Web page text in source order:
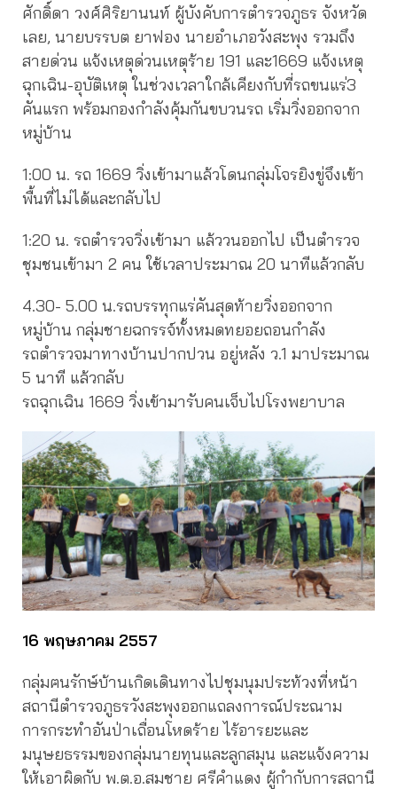
ศักดิ์ดา วงศ์ศิริยานนท์ ผู้บังคับการตำรวจภูธร จังหวัด
เลย, นายบรรบต ยาฟอง นายอำเภอวังสะพุง รวมถึง
สายด่วน แจ้งเหตุด่วนเหตุร้าย 191 และ1669 แจ้งเหตุ
ฉุกเฉิน-อุบัติเหตุ ในช่วงเวลาใกล้เคียงกับที่รถขนแร่3
คันแรก พร้อมกองกำลังคุ้มกันขบวนรถ เริ่มวิ่งออกจาก
หมู่บ้าน
1:00 น. รถ 1669 วิ่งเข้ามาแล้วโดนกลุ่มโจรยิงขู่จึงเข้า
พื้นที่ไม่ได้และกลับไป
1:20 น. รถตำรวจวิ่งเข้ามา แล้ววนออกไป เป็นตำรวจ
ชุมชนเข้ามา 2 คน ใช้เวลาประมาณ 20 นาทีแล้วกลับ
4.30- 5.00 น.รถบรรทุกแร่คันสุดท้ายวิ่งออกจาก
หมู่บ้าน กลุ่มชายฉกรรจ์ทั้งหมดทยอยถอนกำลัง
รถตำรวจมาทางบ้านปากปวน อยู่หลัง ว.1 มาประมาณ
5 นาที แล้วกลับ
รถฉุกเฉิน 1669 วิ่งเข้ามารับคนเจ็บไปโรงพยาบาล
16 พฤษภาคม 2557
กลุ่มฅนรักษ์บ้านเกิดเดินทางไปชุมนุมประท้วงที่หน้า
สถานีตำรวจภูธรวังสะพุงออกแถลงการณ์ประณาม
การกระทำอันป่าเถื่อนโหดร้าย ไร้อารยะและ
มนุษยธรรมของกลุ่มนายทุนและลูกสมุน และแจ้งความ
ให้เอาผิดกับ พ.ต.อ.สมชาย ศรีคำแดง ผู้กำกับการสถานี